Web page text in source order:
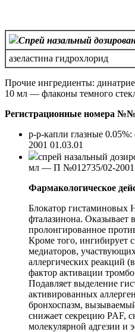
Спрей назальный
азеластина гидрохлорид
Прочие ингредиенты:
10 мл — флаконы темного
Регистрационные номера
р-р-капли глазные
2001 01.03.01
спрей назальный
мл — П №012735/02-2001
Фармакологическое
Блокатор гистаминовых
фталазинона. Оказывает
пролонгированное
Кроме того, ингибирует
медиаторов,
аллергических реакций
фактор активации
Подавляет выделение
активированных
бронхоспазм,
снижает секрецию PAF,
молекулярной адгезии и